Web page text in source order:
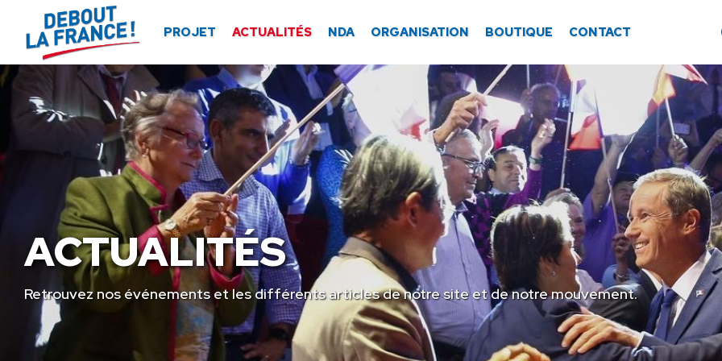
PROJET ACTUALITÉS NDA ORGANISATION BOUTIQUE CONTACT
ACTUALITÉS
Retrouvez nos événements et les différents articles de notre site et de notre mouvement.
Panneau de gestion des cookies